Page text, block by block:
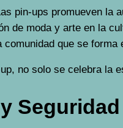
pin-ups promueven la
de moda y arte en la
comunidad que se
no solo se celebra la